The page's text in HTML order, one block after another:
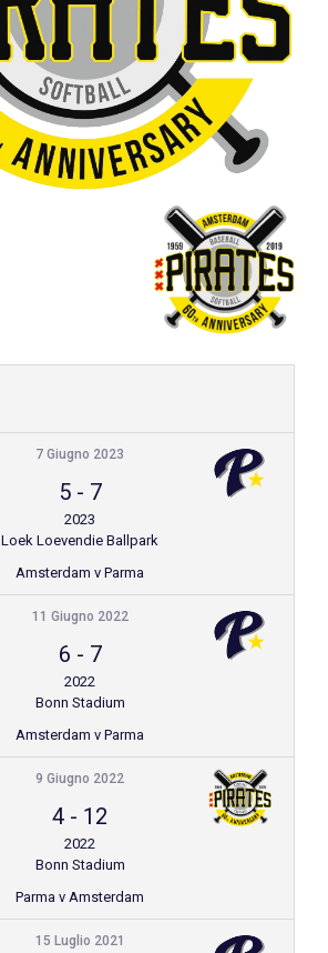
7 Giugno 2023
5- 7
2023
Loek Loevendie Ballpark
Amsterdam v Parma
11 Giugno 2022
6 - 7
2022
Bonn Stadium
Amsterdam v Parma
9 Giugno 2022
4 - 12
2022
Bonn Stadium
Parma v Amsterdam
15 Luglio 2021